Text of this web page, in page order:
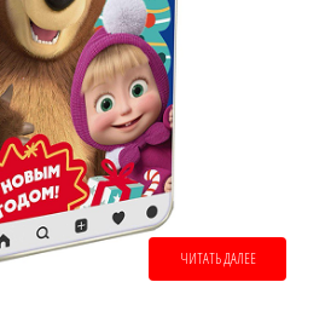
ЧИТАТЬ ДАЛЕЕ